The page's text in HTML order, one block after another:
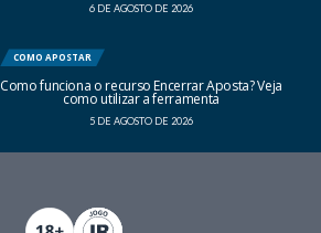
6 DE AGOSTO DE 2026
COMO APOSTAR
Como funciona o recurso Encerrar Aposta? Veja
como utilizar a ferramenta
5 DE AGOSTO DE 2026